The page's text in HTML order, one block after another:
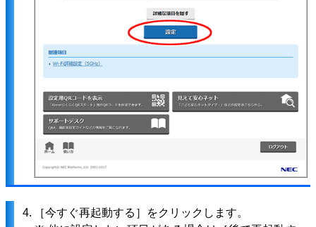
4.
［今すぐ再起動する］をクリックします。